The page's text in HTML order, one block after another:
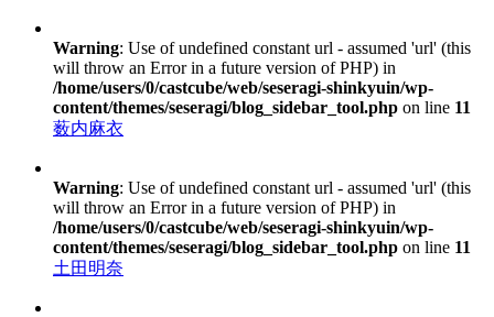
Warning: Use of undefined constant url - assumed 'url' (this
will throw an Error in a future version of PHP) in
/home/users/0/castcube/web/seseragi-shinkyuin/wp-
content/themes/seseragi/blog_sidebar_tool.php on line 11
薮内麻衣
Warning: Use of undefined constant url - assumed 'url' (this
will throw an Error in a future version of PHP) in
/home/users/0/castcube/web/seseragi-shinkyuin/wp-
content/themes/seseragi/blog_sidebar_tool.php on line 11
土田明奈